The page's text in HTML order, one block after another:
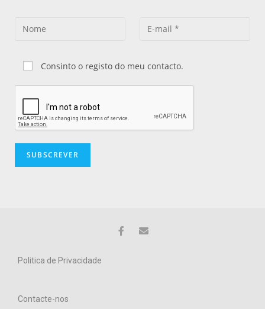
Consinto o registo do meu contacto.
Politica de Privacidade
Contacte-nos